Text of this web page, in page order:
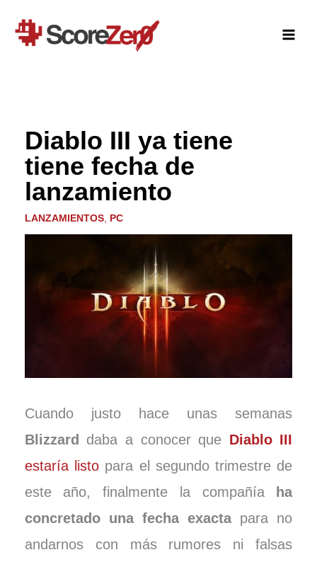
contenido
Diablo III ya tiene
tiene fecha de
lanzamiento
LANZAMIENTOS, PC
Cuando justo hace unas semanas
Blizzard
daba a conocer que Diablo III
estaría listo para el segundo trimestre de
este año, finalmente la compañía
ha
concretado una fecha exactapara no
andarnos con más rumores ni falsas